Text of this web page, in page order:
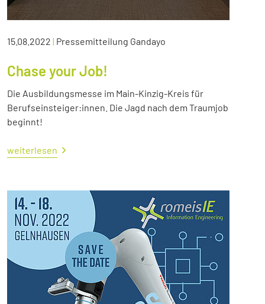
15.08.2022 | Pressemitteilung Gandayo
Chase your Job!
Die Ausbildungsmesse im Main-Kinzig-Kreis für
Berufseinsteiger:innen. Die Jagd nach dem Traumjob
beginnt!
weiterlesen